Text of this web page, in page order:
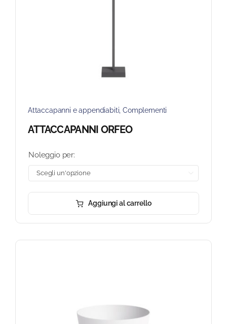
Attaccapanni e appendiabiti ,Complementi
ATTACCAPANNI ORFEO
Noleggio per:
Aggiungi al carrello